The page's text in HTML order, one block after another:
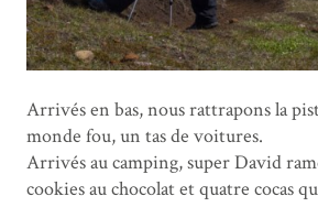
Arrivés en bas, nous rattrapons la
monde fou, un tas de voitures.
Arrivés au camping, super David
cookies au chocolat et quatre cocas